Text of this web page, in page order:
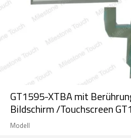
GT1595-XTBA mit
Bildschirm /Touchscreen
Modell